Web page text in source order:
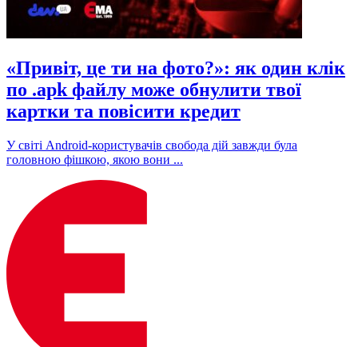
«Привіт, це ти на фото?»: як один клік
по .apk файлу може обнулити твої
картки та повісити кредит
У світі Android-користувачів свобода дій завжди була
головною фішкою, якою вони ...